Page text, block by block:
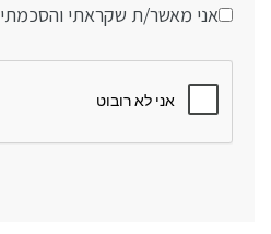
אני מאשר/ת שקראתי והסכמתי